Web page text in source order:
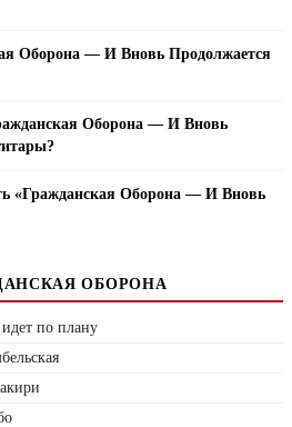
Оборона — И Вновь Продолжается
Оборона — И Вновь
«Гражданская Оборона — И Вновь
ОБОРОНА
по плану